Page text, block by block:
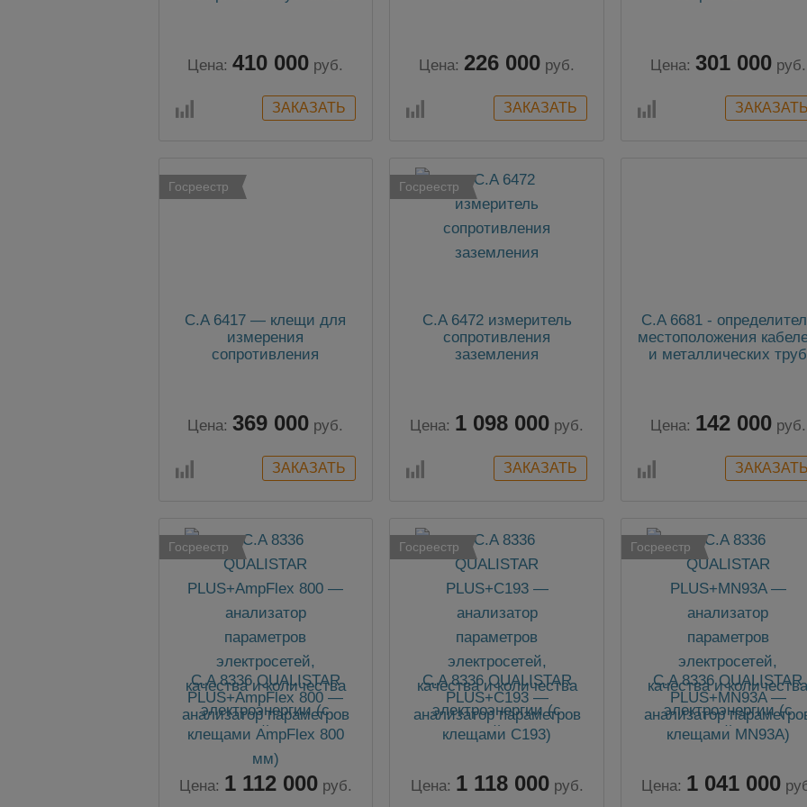
Цена: 410 000 руб. Цена: 226 000 руб. Цена: 301 000 руб.
Госреестр
C.A 6417 — клещи для
измерения
сопротивления
Цена: 369 000 руб.
Госреестр
C.A 6472 измеритель
сопротивления
заземления
Цена: 1 098 000 руб.
C.A 6681 -
местоположения
и металлических труб
Цена: 142 000 руб.
Госреестр
C.A 8336 QUALISTAR
PLUS+AmpFlex 800 —
анализатор параметров
электросетей, качества и
количества
электроэнергии (с
клещами AmpFlex 800
Цена: 1 112 000 руб.
Госреестр
C.A 8336 QUALISTAR
PLUS+C193 —
анализатор параметров
электросетей, качества и
клещами C193)
Цена: 1 118 000 руб.
Госреестр
C.A 8336 QUALISTAR
PLUS+MN93A —
анализатор
электросетей, качества
клещами MN93A)
Цена: 1 041 000